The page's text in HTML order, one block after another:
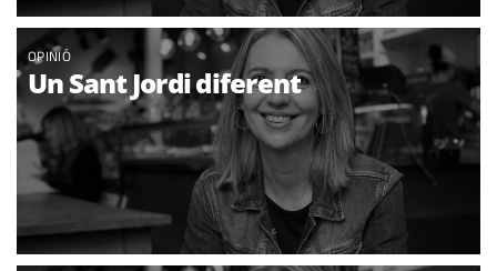
OPINIÓ
Un Sant Jordi diferent